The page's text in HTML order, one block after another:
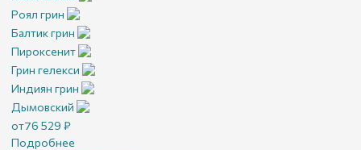
Роял грин
Балтик грин
Пироксенит
Грин гелекси
Индиян грин
Дымовский
от76 529 ₽
Подробнее